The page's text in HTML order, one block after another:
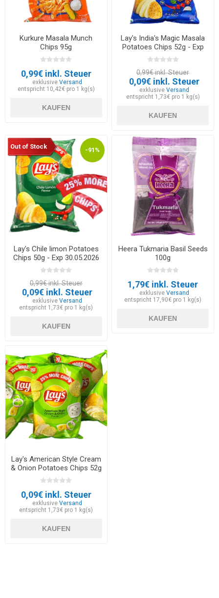
Kurkure Masala Munch
Chips 95g
0,99€ inkl. Steuer
exklusiveVersand
entspricht 10,42€ pro 1 kg(s)
KAUFEN
Lay's India's Magic Masala
Potatoes Chips 52g - Exp
30.05.2026
0,99€ inkl. Steuer
0,09€ inkl. Steuer
exklusive Versand
entspricht 1,73€ pro 1 kg(s)
KAUFEN
-91%
Out of Stock
Lay's Chile limon Potatoes
Chips 50g - Exp 30.05.2026
0,99€ inkl. Steuer
0,09€ inkl. Steuer
exklusiveVersand
entspricht 1,73€ pro 1 kg(s)
KAUFEN
Heera Tukmaria Basil Seeds
100g
1,79€ inkl. Steuer
exklusive Versand
entspricht 17,90€ pro 1 kg(s)
KAUFEN
Lay's American Style Cream
& Onion Potatoes Chips 52g
- EXP 30.05.2026
0,09€ inkl. Steuer
exklusiveVersand
entspricht 1,73€ pro 1 kg(s)
KAUFEN